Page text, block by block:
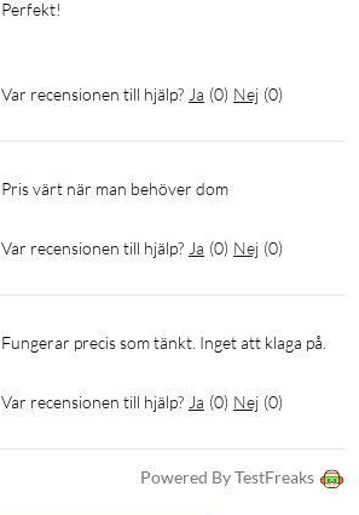
Perfekt!
Var recensionen till hjälp? Ja (0) Nej (0)
Pris värt när man behöver dom
Var recensionen till hjälp? Ja (0) Nej (0)
Fungerar precis som tänkt. Inget att klaga på.
Var recensionen till hjälp? Ja (0) Nej (0)
Powered By TestFreaks